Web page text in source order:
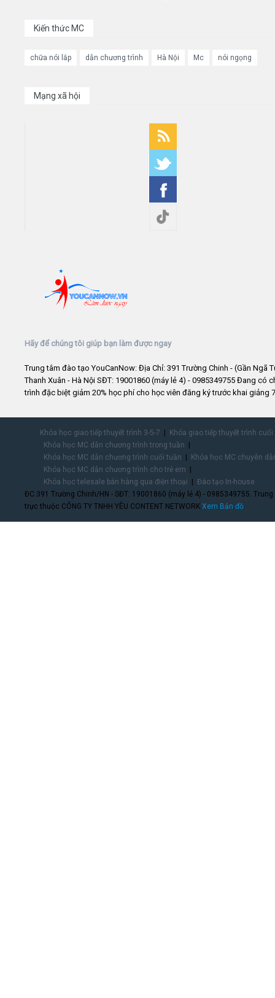
Kiến thức MC
chữa nói lắp dẫn chương trình Hà Nội Mc nói ngọng
Mạng xã hội
Hãy để chúng tôi giúp bạn làm được ngay
Trung tâm đào tạo YouCanNow: Địa Chỉ: 391 Trường Chinh - (Gần Ngã
Thanh Xuân - Hà Nội SĐT: 19001860 (máy lẻ 4) - 0985349755 Đang có
trình đặc biệt giảm 20% học phí cho học viên đăng ký trước khai giảng
Khóa học giao tiếp thuyết trình 3-5-7
Khóa giao tiếp thuyết trình
Khóa học MC dẫn chương trình trong tuần
Khóa học MC dẫn chương trình cuối tuần
Khóa học MC chuyên
Khóa học MC dẫn chương trình cho trẻ em
Khóa học telesale bán hàng qua điện thoại
Đào tạo In-house
ĐC:391 Trường Chinh/HN - SĐT: 19001860 (máy lẻ 4) - 0985349755.
trực thuộc CÔNG TY TNHH YÊU CONTENT NETWORK.Xem Bản đồ